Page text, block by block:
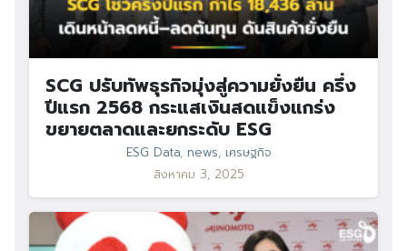
SCG ปรับทัพธุรกิจมุ่งสู่ความยั่งยืน ครึ่ง
ปีแรก 2568 กระแสเงินสดแข็งแกร่ง
ขยายตลาดและยกระดับ ESG
ESG Data, news, เศรษฐกิจ
สิงหาคม 3, 2025